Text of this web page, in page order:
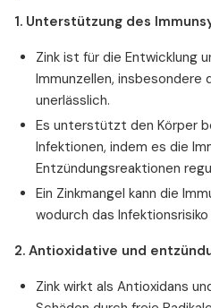
Zink und Autismus
Zink kontrolliert den
Zink als antimikrobielles
Zink fördert das
Zink und Darmgesundheit
Zink und Schlafqualität
Zink fördert den Appetit
Zink und Leberschutz
1. Unterstützung des
Zink ist für die Entwicklung
Immunzellen, insbesondere
unerlässlich.
Es unterstützt den Körper
Infektionen, indem es die
Entzündungsreaktionen
Ein Zinkmangel kann die
wodurch das
2. Antioxidative und
Zink wirkt als Antioxidans